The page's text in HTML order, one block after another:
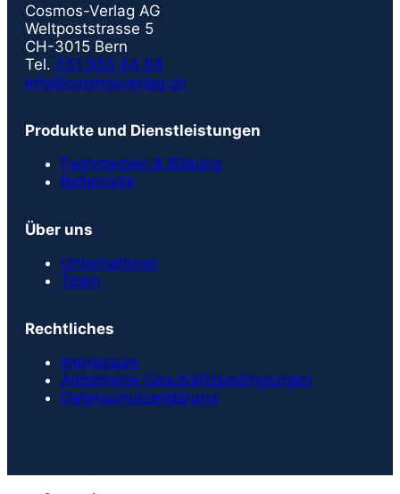
Cosmos-Verlag AG
Weltpoststrasse 5
CH-3015 Bern
Tel. 031 950 64 64
info@cosmosverlag.ch
Produkte und Dienstleistungen
Fachmedien & Bildung
Belletristik
Über uns
Unternehmen
Team
Rechtliches
Impressum
Allgemeine Geschäftsbedingungen
Datenschutzerklärung